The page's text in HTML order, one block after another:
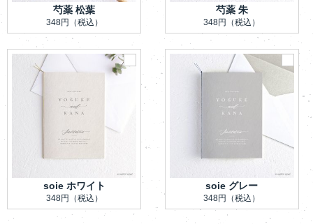
芍薬 松葉
348円 （税込）
芍薬 朱
348円 （税込）
soie ホワイト
348円 （税込）
soie グレー
348円 （税込）